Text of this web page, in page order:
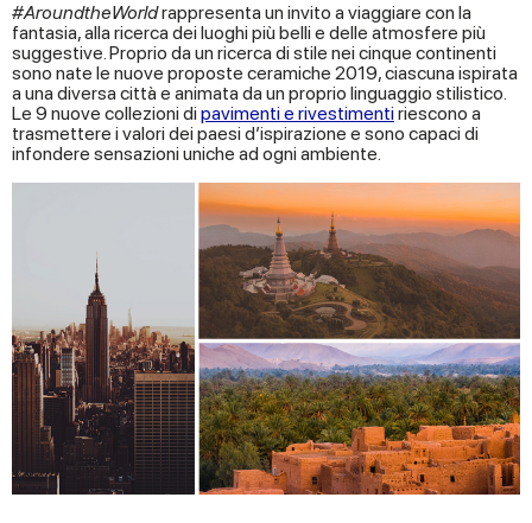
#AroundtheWorldrappresenta un invito a viaggiare con la
fantasia, alla ricerca dei luoghi più belli e delle atmosfere più
suggestive. Proprio da un ricerca di stile nei cinque continenti
sono nate le nuove proposte ceramiche 2019, ciascuna ispirata
a una diversa città e animata da un proprio linguaggio stilistico.
Le 9 nuove collezioni dipavimenti e rivestimentiriescono a
trasmettere i valori dei paesi d’ispirazione e sono capaci di
infondere sensazioni uniche ad ogni ambiente.